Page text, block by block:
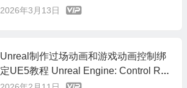
ints Programming for Beginners
2026年3月13日
Unreal制作过场动画和游戏动画控制绑
定UE5教程 Unreal Engine: Control Rig
For Cinematics and Game Animation